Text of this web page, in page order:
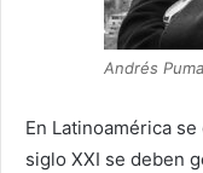
Andrés
En Latinoamérica
siglo XXI se deben